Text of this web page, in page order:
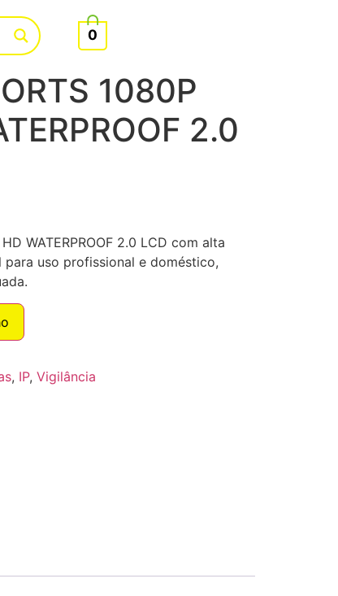
0
1080P
2.0
WATERPROOF 2.0 LCD com alta
uso profissional e doméstico,
, IP, Vigilância